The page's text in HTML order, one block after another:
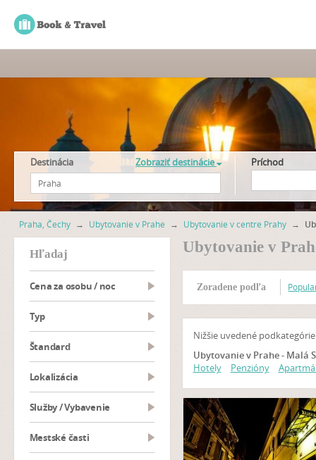
Destinácia Zobraziť destinácie Príchod
Praha, Čechy → Ubytovanie v Prahe → Ubytovanie v centre Prahy →
hľadaj
Cena za osobu / noc
typ
Štandard
Lokalizácia
Služby / Vybavenie
Mestské časti
Ubytovanie v
Zoradene podľa
Nižšie uvedené
Ubytovanie v Prahe - Malá
Hotely
Penzióny